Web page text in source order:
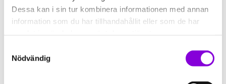
Dessa kan i sin tur kombinera informationen med annan
information som du har tillhandahållit eller som de har
Nödvändig
När börjar en snurra att snurra? När flyger
eller helikopter och undersöka fenomenet